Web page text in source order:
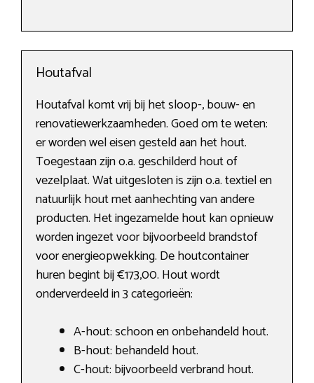
Houtafval
Houtafval komt vrij bij het sloop-, bouw- en
renovatiewerkzaamheden. Goed om te weten:
er worden wel eisen gesteld aan het hout.
Toegestaan zijn o.a. geschilderd hout of
vezelplaat. Wat uitgesloten is zijn o.a. textiel en
natuurlijk hout met aanhechting van andere
producten. Het ingezamelde hout kan opnieuw
worden ingezet voor bijvoorbeeld brandstof
voor energieopwekking. De houtcontainer
huren begint bij €173,00. Hout wordt
onderverdeeld in 3 categorieën:
A-hout: schoon en onbehandeld hout.
B-hout: behandeld hout.
C-hout: bijvoorbeeld verbrand hout.